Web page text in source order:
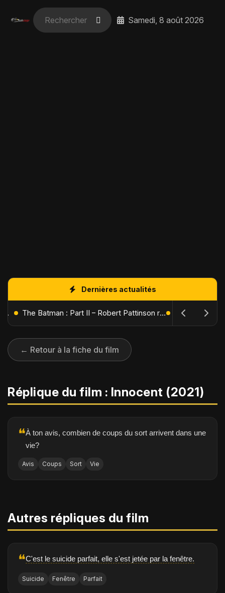
Samedi, 8 août 2026
Dernières actualités
L'Âge de Glace : Le Réveil du Volcan – Manny, Sid et Diego de retour pour une aventure explosive The Batman : Part II – Robert Pattinson replonge dans les ténèbres de Gotham dès octobre 2027
← Retour à la fiche du film
Réplique du film : Innocent (2021)
❝À ton avis, combien de coups du sort arrivent dans une
vie?
Avis Coups Sort Vie
Autres répliques du film
❝C'est le suicide parfait, elle s'est jetée par la fenêtre.
Suicide Fenêtre Parfait